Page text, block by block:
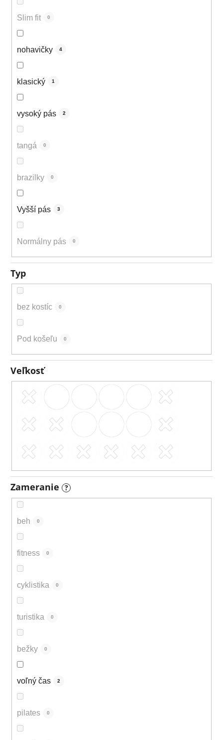
Slim fit 0
nohavičky 4
klasický 1
vysoký pás 2
tangá 0
brazilky 0
Vyšší pás 3
Normálny pás 0
Typ
bez kostíc 0
Pod košeľu 0
Veľkosť
Zameranie ?
beh 0
fitness 0
cyklistika 0
turistika 0
bežky 0
voľný čas 2
pilates 0